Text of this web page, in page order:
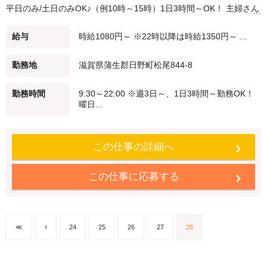
平日のみ/土日のみOK♪（例10時～15時）1日3時間～OK！ 主婦さん
間に。 短時間勤務・扶養範囲内での勤務も可能です！ ★ディナース
タッフ大募集★ 大学生・高校生活躍中！ 夕方（例：18時～21時）/
25％UP♪ Wワーク・シニアの方も積極採用中♪ 未経験でも安心♪始め
フですよ！） で食べることができます♪ 【従業員割引特典】 ココ
ス・海座・伝五郎で使える 「従業員割引券」を進呈します！
給与 時給1080円～ ※22時以降は時給1350円～ ...
勤務地 滋賀県蒲生郡日野町松尾844-8
勤務時間
9:30～22:00 ※週3日～、1日3時間～勤務OK！
曜日...
この仕事の詳細へ
この仕事に応募する
≪ 24 25 26 27 28